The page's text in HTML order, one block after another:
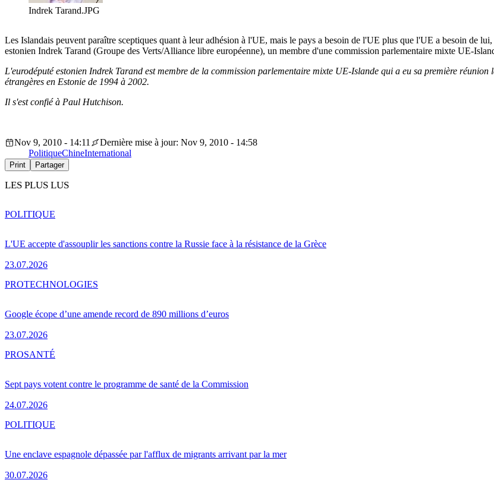
Indrek Tarand.JPG
Les Islandais peuvent paraître sceptiques quant à leur adhésion à l'UE, mais le pays a besoin de l'UE plus que l'UE a besoin de
estonien Indrek Tarand (Groupe des Verts/Alliance libre européenne), un membre d'une commission parlementaire mixte UE-
L'eurodéputé estonien Indrek Tarand est membre de la commission parlementaire mixte UE-Islande qui a eu sa première
étrangères en Estonie de 1994 à 2002.
Il s'est confié à Paul Hutchison.
Nov 9, 2010 - 14:11
Dernière mise à jour: Nov 9, 2010 - 14:58
PolitiqueChineInternational
Print Partager
LES PLUS LUS
L'UE accepte d'assouplir les sanctions contre la Russie face à la résistance de la Grèce
23.07.2026
POLITIQUE
Google écope d’une amende record de 890 millions d’euros
23.07.2026
PROTECHNOLOGIES
Sept pays votent contre le programme de santé de la Commission
24.07.2026
PROSANTÉ
Une enclave espagnole dépassée par l'afflux de migrants arrivant par la mer
30.07.2026
POLITIQUE